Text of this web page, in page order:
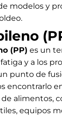
modelos y
(PP) es un
y a los
punto de
encontrarlo
alimentos,
equipos